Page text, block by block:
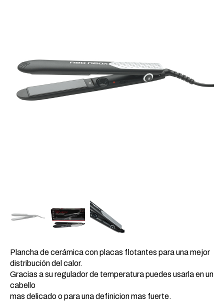
Plancha de cerámica con placas flotantes para una mejor
distribución del calor.
Gracias a su regulador de temperatura puedes usarla en un
cabello
mas delicado o para una definicion mas fuerte.